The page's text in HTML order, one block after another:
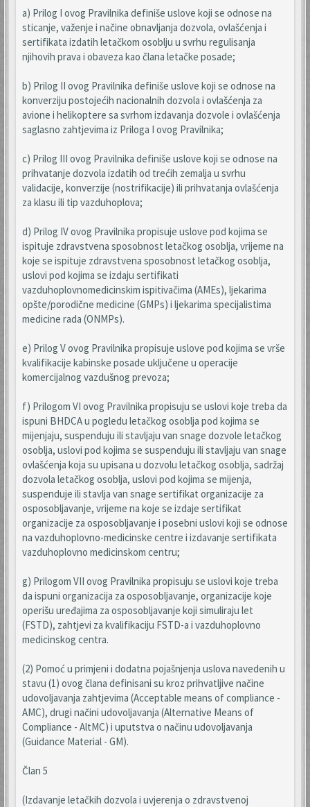
a) Prilog I ovog Pravilnika definiše uslove koji se odnose na
sticanje, važenje i načine obnavljanja dozvola, ovlašćenja i
sertifikata izdatih letačkom osoblju u svrhu regulisanja
njihovih prava i obaveza kao člana letačke posade;
b) Prilog II ovog Pravilnika definiše uslove koji se odnose na
konverziju postojećih nacionalnih dozvola i ovlašćenja za
avione i helikoptere sa svrhom izdavanja dozvole i ovlašćenja
saglasno zahtjevima iz Priloga I ovog Pravilnika;
c) Prilog III ovog Pravilnika definiše uslove koji se odnose na
prihvatanje dozvola izdatih od trećih zemalja u svrhu
validacije, konverzije (nostrifikacije) ili prihvatanja ovlašćenja
za klasu ili tip vazduhoplova;
d) Prilog IV ovog Pravilnika propisuje uslove pod kojima se
ispituje zdravstvena sposobnost letačkog osoblja, vrijeme na
koje se ispituje zdravstvena sposobnost letačkog osoblja,
uslovi pod kojima se izdaju sertifikati
vazduhoplovnomedicinskim ispitivačima (AMEs), ljekarima
opšte/porodične medicine (GMPs) i ljekarima specijalistima
medicine rada (ONMPs).
e) Prilog V ovog Pravilnika propisuje uslove pod kojima se vrše
kvalifikacije kabinske posade uključene u operacije
komercijalnog vazdušnog prevoza;
f) Prilogom VI ovog Pravilnika propisuju se uslovi koje treba da
ispuni BHDCA u pogledu letačkog osoblja pod kojima se
mijenjaju, suspenduju ili stavljaju van snage dozvole letačkog
osoblja, uslovi pod kojima se suspenduju ili stavljaju van snage
ovlašćenja koja su upisana u dozvolu letačkog osoblja, sadržaj
dozvola letačkog osoblja, uslovi pod kojima se mijenja,
suspenduje ili stavlja van snage sertifikat organizacije za
osposobljavanje, vrijeme na koje se izdaje sertifikat
organizacije za osposobljavanje i posebni uslovi koji se odnose
na vazduhoplovno-medicinske centre i izdavanje sertifikata
vazduhoplovno medicinskom centru;
g) Prilogom VII ovog Pravilnika propisuju se uslovi koje treba
da ispuni organizacija za osposobljavanje, organizacije koje
operišu uređajima za osposobljavanje koji simuliraju let
(FSTD), zahtjevi za kvalifikaciju FSTD-a i vazduhoplovno
medicinskog centra.
(2) Pomoć u primjeni i dodatna pojašnjenja uslova navedenih u
stavu (1) ovog člana definisani su kroz prihvatljive načine
udovoljavanja zahtjevima (Acceptable means of compliance -
AMC), drugi načini udovoljavanja (Alternative Means of
Compliance - AltMC) i uputstva o načinu udovoljavanja
(Guidance Material - GM).
Član 5
(Izdavanje letačkih dozvola i uvjerenja o zdravstvenoj